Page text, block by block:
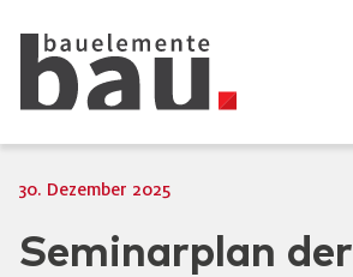
30. Dezember 2025
Seminarplan der